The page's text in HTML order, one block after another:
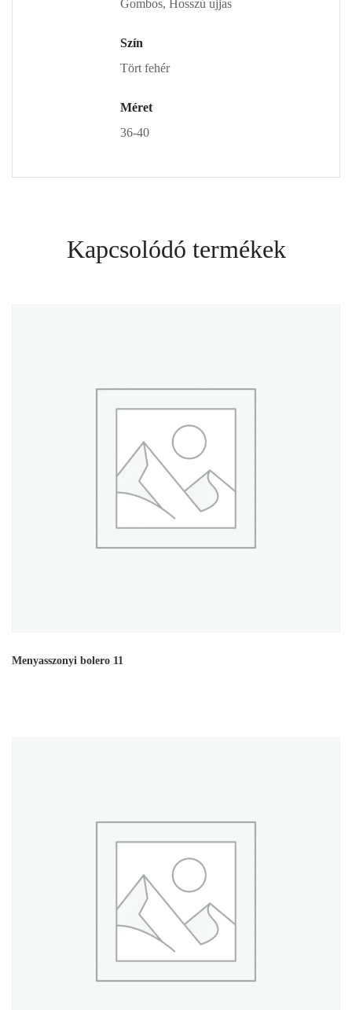
Gombos, Hosszú ujjas
Szín
Tört fehér
Méret
36-40
Kapcsolódó termékek
Menyasszonyi bolero 11